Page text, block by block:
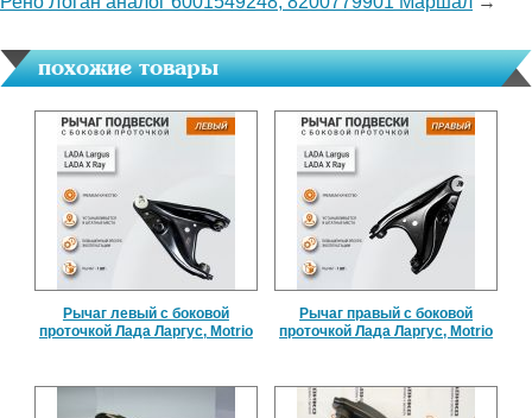
похожие товары
Рычаг левый с боковой
проточкой Лада Ларгус, Motrio
Рычаг правый с боковой
проточкой Лада Ларгус, Motrio